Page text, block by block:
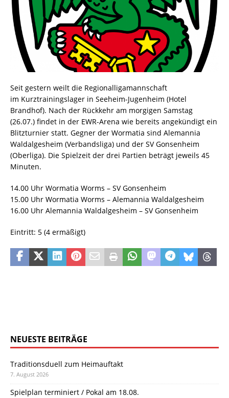
Seit gestern weilt die Regionalligamannschaft
im Kurztrainingslager in Seeheim-Jugenheim (Hotel
Brandhof). Nach der Rückkehr am morgigen Samstag
(26.07.) findet in der EWR-Arena wie bereits angekündigt ein
Blitzturnier statt. Gegner der Wormatia sind Alemannia
Waldalgesheim (Verbandsliga) und der SV Gonsenheim
(Oberliga). Die Spielzeit der drei Partien beträgt jeweils 45
Minuten.
14.00 Uhr Wormatia Worms – SV Gonsenheim
15.00 Uhr Wormatia Worms – Alemannia Waldalgesheim
16.00 Uhr Alemannia Waldalgesheim – SV Gonsenheim
Eintritt: 5 (4 ermäßigt)
NEUESTE BEITRÄGE
Traditionsduell zum Heimauftakt
7. August 2026
Spielplan terminiert / Pokal am 18.08.